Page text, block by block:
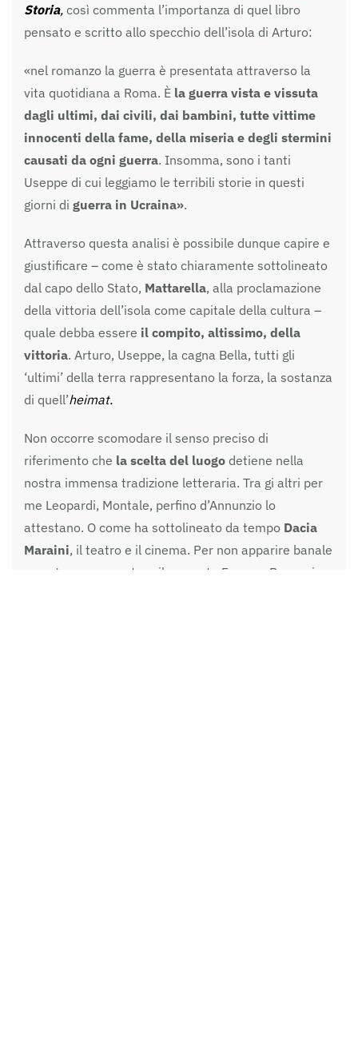
Storia, così commenta l’importanza di quel libro
pensato e scritto allo specchio dell’isola di Arturo:
«nel romanzo la guerra è presentata attraverso la
vita quotidiana a Roma. È la guerra vista e vissuta
dagli ultimi, dai civili, dai bambini, tutte vittime
innocenti della fame, della miseria e degli stermini
causati da ogni guerra. Insomma, sono i tanti
Useppe di cui leggiamo le terribili storie in questi
giorni di guerra in Ucraina».
Attraverso questa analisi è possibile dunque capire e
giustificare – come è stato chiaramente sottolineato
dal capo dello Stato, Mattarella, alla proclamazione
della vittoria dell’isola come capitale della cultura –
quale debba essere il compito, altissimo, della
vittoria. Arturo, Useppe, la cagna Bella, tutti gli
‘ultimi’ della terra rappresentano la forza, la sostanza
di quell’heimat.
Non occorre scomodare il senso preciso di
riferimento che la scelta del luogo detiene nella
nostra immensa tradizione letteraria. Tra gi altri per
me Leopardi, Montale, perfino d’Annunzio lo
attestano. O come ha sottolineato da tempo Dacia
Maraini, il teatro e il cinema. Per non apparire banale
non sto a commentare il rapporto Ferrara-Bassani.